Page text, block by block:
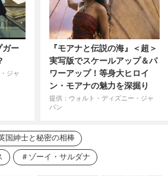
ガー
ジャ
『モアナと伝説の海』＜超＞
実写版でスケールアップ＆パ
ワーアップ！等身大ヒロイ
ン・モアナの魅力を深掘り
提供：ウォルト・ディズニー・ジャ
パン
国紳士と秘密の相棒
ゾーイ・サルダナ